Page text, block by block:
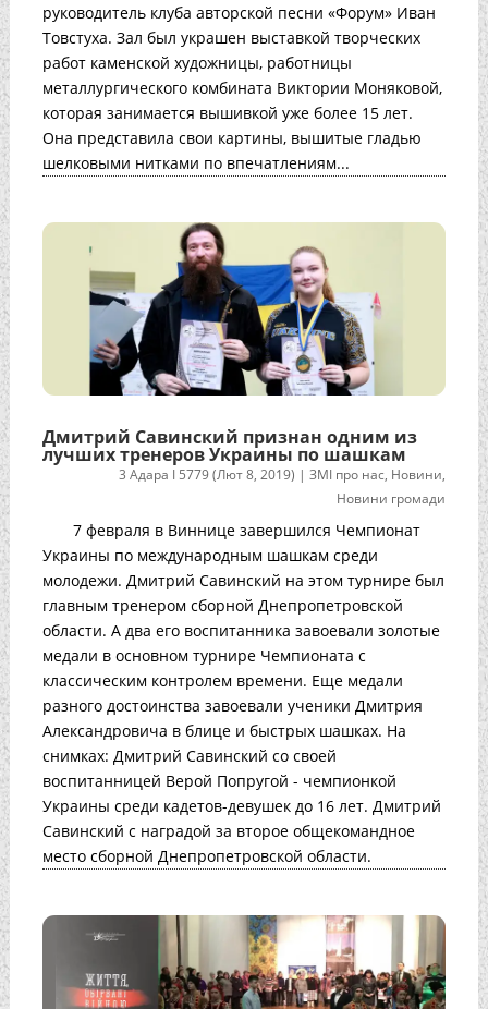
руководитель клуба авторской песни «Форум» Иван
Товстуха. Зал был украшен выставкой творческих
работ каменской художницы, работницы
металлургического комбината Виктории Моняковой,
которая занимается вышивкой уже более 15 лет.
Она представила свои картины, вышитые гладью
шелковыми нитками по впечатлениям...
Дмитрий Савинский признан одним из
лучших тренеров Украины по шашкам
3 Адара I 5779 (Лют 8, 2019) |ЗМІ про нас, Новини,
Новини громади
7 февраля в Виннице завершился Чемпионат
Украины по международным шашкам среди
молодежи. Дмитрий Савинский на этом турнире был
главным тренером сборной Днепропетровской
области. А два его воспитанника завоевали золотые
медали в основном турнире Чемпионата с
классическим контролем времени. Еще медали
разного достоинства завоевали ученики Дмитрия
Александровича в блице и быстрых шашках. На
снимках: Дмитрий Савинский со своей
воспитанницей Верой Попругой - чемпионкой
Украины среди кадетов-девушек до 16 лет. Дмитрий
Савинский с наградой за второе общекомандное
место сборной Днепропетровской области.